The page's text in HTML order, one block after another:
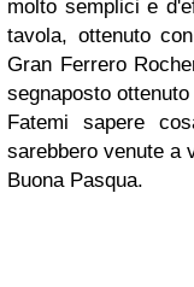
molto semplici e
tavola, ottenuto
Gran Ferrero
segnaposto
Fatemi sapere
sarebbero venute a
Buona Pasqua.